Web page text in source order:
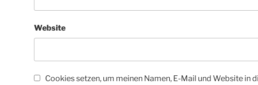
Website
Cookies setzen, um meinen Namen, E-Mail und Website